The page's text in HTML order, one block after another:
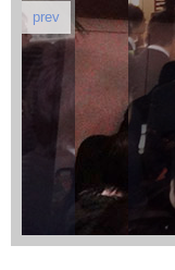
駅から近く、40名
prev